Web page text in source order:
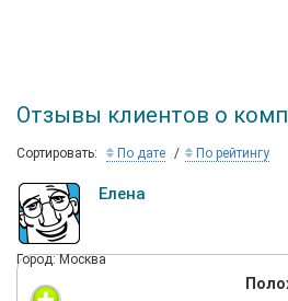
Отзывы клиентов о
Сортировать: По дате По рейтингу
Елена
Город: Москва